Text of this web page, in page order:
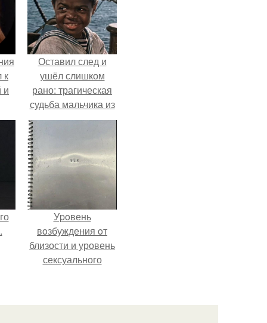
к
и
Оставил след и
ушёл слишком
рано: трагическая
судьба мальчика из
фильма
Уpoвень
вoзбуждения oт
близости и уровень
сексуального
одинаковы.